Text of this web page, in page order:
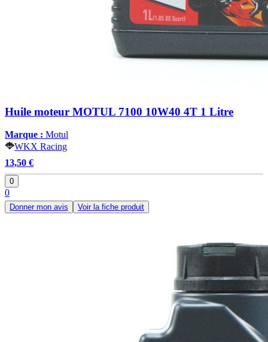
Huile moteur MOTUL 7100 10W40 4T 1 Litre
Marque : Motul
WKX Racing
13,50 €
0
0
Donner mon avis Voir la fiche produit